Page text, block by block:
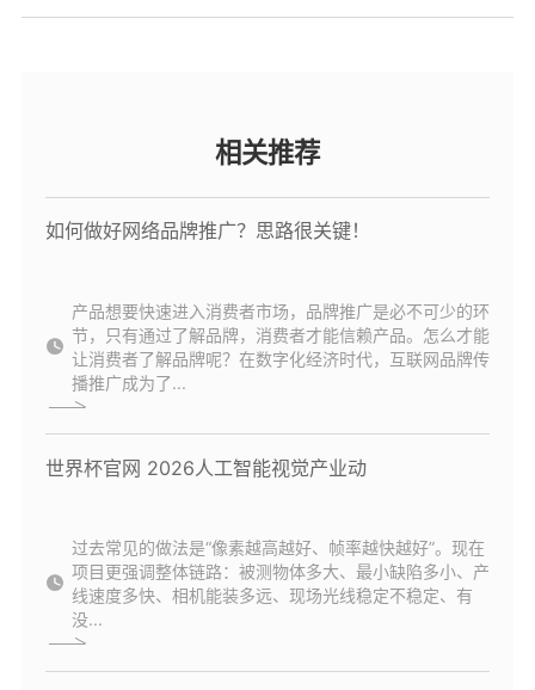
相关推荐
如何做好网络品牌推广？思路很关键！
产品想要快速进入消费者市场，品牌推广是必不可少的环
节，只有通过了解品牌，消费者才能信赖产品。怎么才能
让消费者了解品牌呢？在数字化经济时代，互联网品牌传
播推广成为了...
世界杯官网 2026人工智能视觉产业动
过去常见的做法是“像素越高越好、帧率越快越好”。现在
项目更强调整体链路：被测物体多大、最小缺陷多小、产
线速度多快、相机能装多远、现场光线稳定不稳定、有
没...